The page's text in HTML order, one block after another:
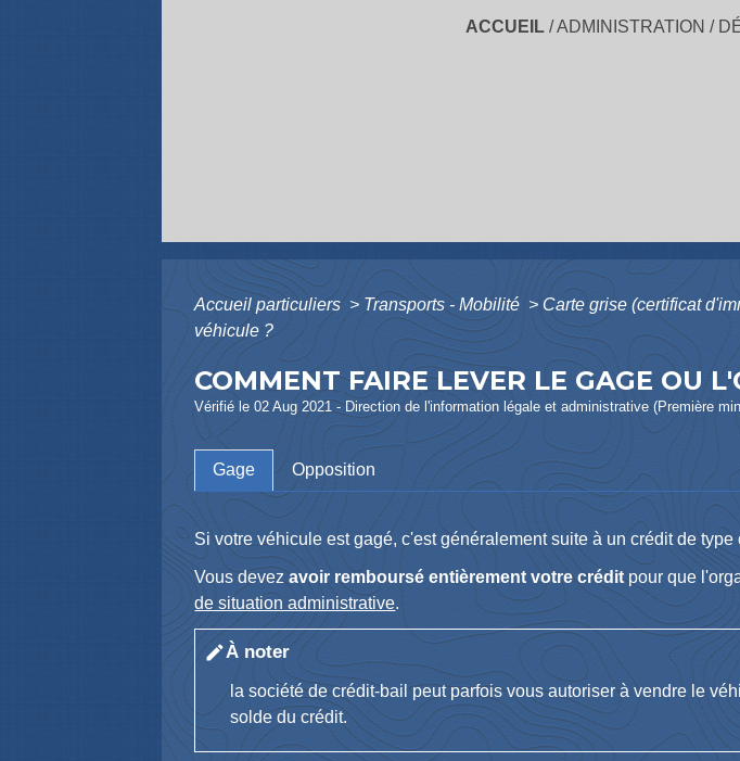
ACCUEIL/ADMINISTRATION /
Accueil particuliers > Transports - Mobilité > Carte grise (certificat
véhicule ?
COMMENT FAIRE LEVER LE GAGE OU
Vérifié le 02 Aug 2021 - Direction de l'information légale et administrative (Première
Gage Opposition
Si votre véhicule est gagé, c'est généralement suite à un crédit de type
Vous devezavoir remboursé entièrement votre créditpour que
de situation administrative.
editÀ noter
la société de crédit-bail peut parfois vous autoriser à vendre le
solde du crédit.